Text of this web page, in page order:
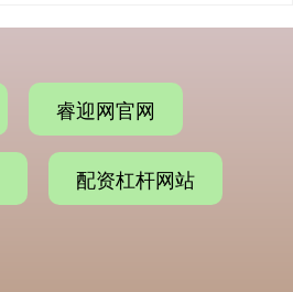
睿迎网官网
配资杠杆网站